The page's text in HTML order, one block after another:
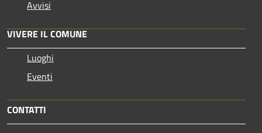
Avvisi
VIVERE IL COMUNE
Luoghi
Eventi
CONTATTI